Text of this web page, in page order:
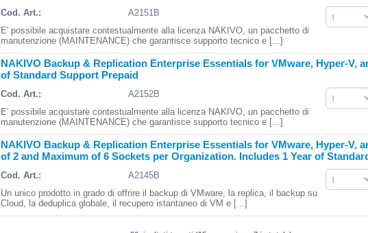
Cod. Art.:
A2151B
E' possibile acquistare contestualmente alla licenza NAKIVO, un pacchetto di
manutenzione (MAINTENANCE) che garantisce supporto tecnico e [...]
NAKIVO Backup & Replication Enterprise Essentials for VMware, Hyper-V,
of Standard Support Prepaid
Cod. Art.:
A2152B
E' possibile acquistare contestualmente alla licenza NAKIVO, un pacchetto di
manutenzione (MAINTENANCE) che garantisce supporto tecnico e [...]
NAKIVO Backup & Replication Enterprise Essentials for VMware, Hyper-V,
of 2 and Maximum of 6 Sockets per Organization. Includes 1 Year of
Cod. Art.:
A2145B
Un unico prodotto in grado di offrire il backup di VMware, la replica, il backup su
Cloud, la deduplica globale, il recupero istantaneo di VM e [...]